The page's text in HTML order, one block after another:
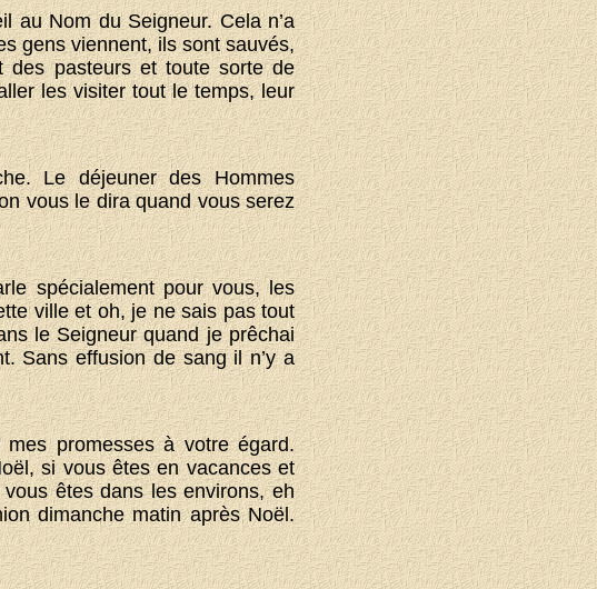
au Nom du Seigneur. Cela n’a
gens viennent, ils sont sauvés,
des pasteurs et toute sorte de
les visiter tout le temps, leur
Le déjeuner des Hommes
vous le dira quand vous serez
spécialement pour vous, les
ville et oh, je ne sais pas tout
le Seigneur quand je prêchai
Sans effusion de sang il n’y a
promesses à votre égard.
si vous êtes en vacances et
êtes dans les environs, eh
dimanche matin après Noël.